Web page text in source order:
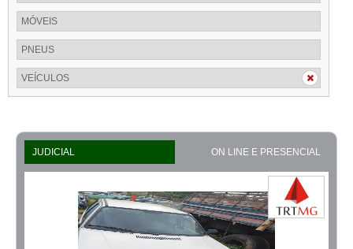
MÓVEIS
PNEUS
VEÍCULOS
JUDICIAL ON LINE E PRESENCIAL